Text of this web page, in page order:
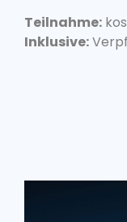
Teilnahme:
Inklusive: